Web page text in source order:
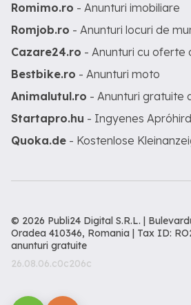
Romimo.ro - Anunturi imobiliare
Romjob.ro - Anunturi locuri de
Cazare24.ro - Anunturi cu oferte
Bestbike.ro - Anunturi moto
Animalutul.ro - Anunturi gratuite
Startapro.hu - Ingyenes
Quoka.de - Kostenlose
© 2026 Publi24 Digital S.R.L. |
Oradea 410346, Romania | Tax ID:
anunturi gratuite
26.08.06.c0c206c